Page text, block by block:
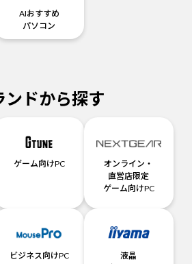
AIおすすめ
パソコン
ンドから探す
ゲーム向けPC
オンライン・
直営店限定
ゲーム向けPC
ビジネス向けPC
液晶